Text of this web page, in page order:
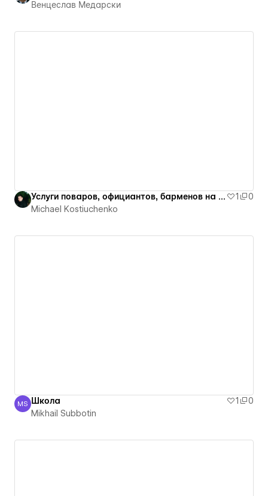
Венцеслав Медарски
Услуги поваров, официантов, барменов на выезде 1
0
Michael Kostiuchenko
Mikhail Subbotin
MS Школа 1
0
Mikhail Subbotin